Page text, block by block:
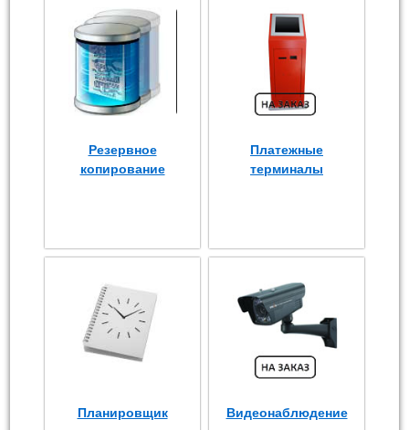
Резервное
копирование
Платежные
терминалы
Планировщик Видеонаблюдение